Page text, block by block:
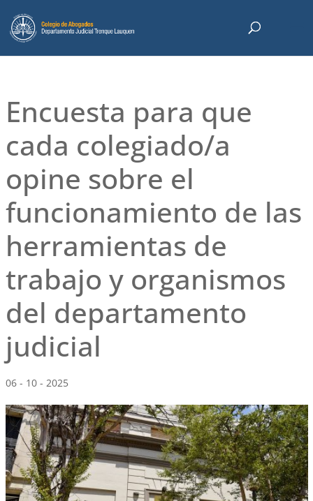
Encuesta para que
cada colegiado/a
opine sobre el
funcionamiento de las
herramientas de
trabajo y organismos
del departamento
judicial
06 - 10 - 2025